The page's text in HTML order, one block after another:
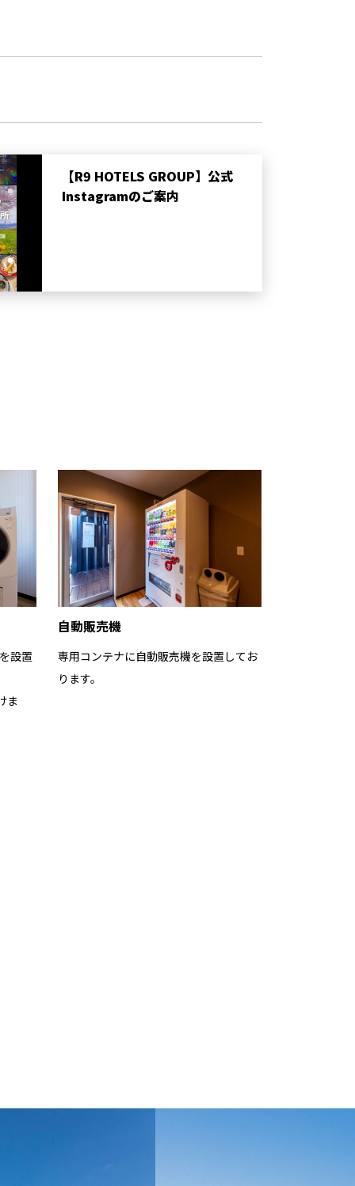
【R9 HOTELS GROUP】公式
Instagramのご案内
設置
ま
自動販売機
専用コンテナに自動販売機を設置してお
ります。